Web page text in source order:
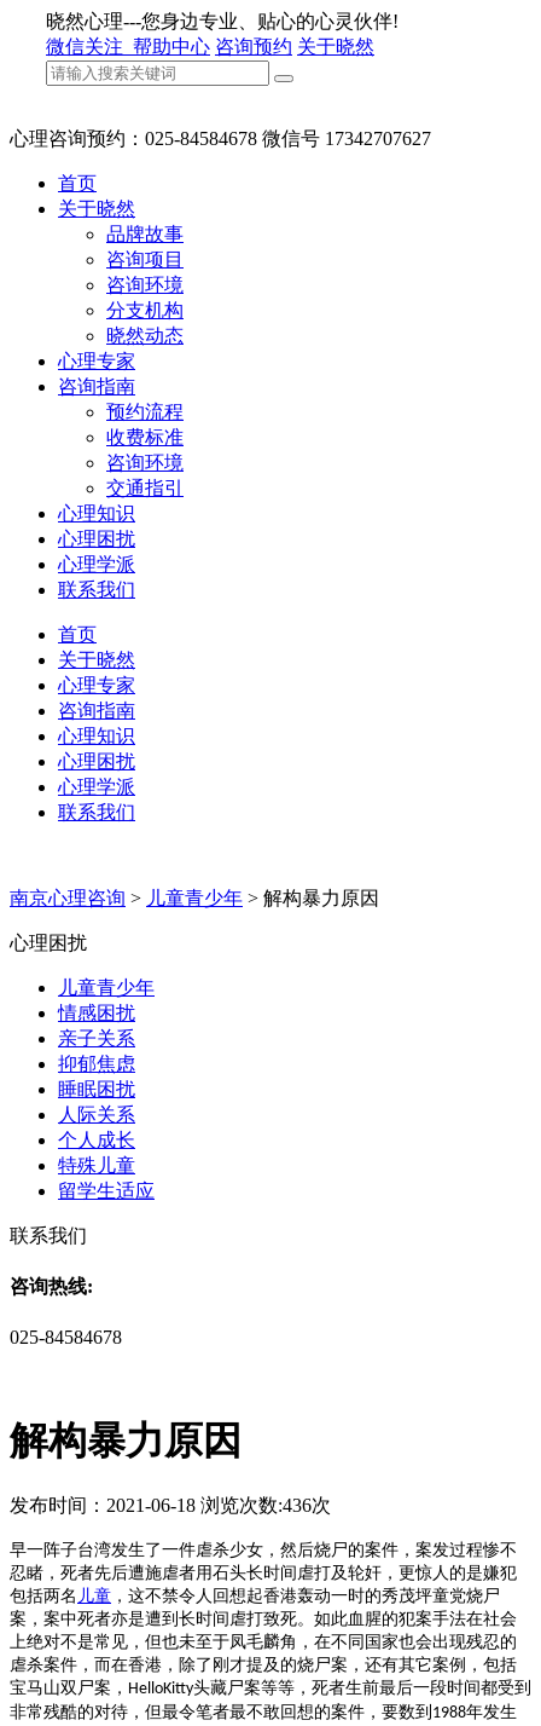
晓然心理---您身边专业、贴心的心灵伙伴!
微信关注 帮助中心 咨询预约 关于晓然
心理咨询预约：025-84584678 微信号 17342707627
首页
关于晓然
品牌故事
咨询项目
咨询环境
分支机构
晓然动态
心理专家
咨询指南
预约流程
收费标准
咨询环境
交通指引
心理知识
心理困扰
心理学派
联系我们
首页
关于晓然
心理专家
咨询指南
心理知识
心理困扰
心理学派
联系我们
南京心理咨询 > 儿童青少年 > 解构暴力原因
心理困扰
儿童青少年
情感困扰
亲子关系
抑郁焦虑
睡眠困扰
人际关系
个人成长
特殊儿童
留学生适应
联系我们
咨询热线:
025-84584678
解构暴力原因
发布时间：2021-06-18 浏览次数:436次
早一阵子台湾发生了一件虐杀少女，然后烧尸的案件，案发过程惨不
忍睹，死者先后遭施虐者用石头长时间虐打及轮奸，更惊人的是嫌犯
包括两名 儿童 ，这不禁令人回想起香港轰动一时的秀茂坪童党烧尸
案，案中死者亦是遭到长时间虐打致死。如此血腥的犯案手法在社会
上绝对不是常见，但也未至于凤毛麟角，在不同国家也会出现残忍的
虐杀案件，而在香港，除了刚才提及的烧尸案，还有其它案例，包括
宝马山双尸案， HelloKitty头藏尸案等等，死者生前最后一段时间都受到
非常残酷的对待，但最令笔者最不敢回想的案件，要数到 1988年发生